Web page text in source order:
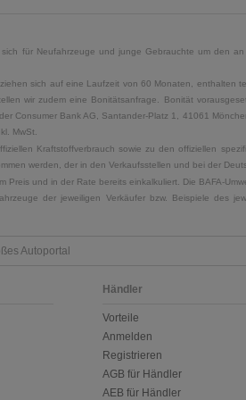
für Neufahrzeuge und junge Gebrauchte um den
sich auf eine Laufzeit von 60 Monaten, enthalten
wir zudem eine Bonitätsanfrage. Bonität
Consumer Bank AG, Santander-Platz 1, 41061
MwSt.
Kraftstoffverbrauch sowie zu den offiziellen
werden, der in den Verkaufsstellen und bei der
Preis und in der Rate bereits einkalkuliert. Die BAFA-
der jeweiligen Verkäufer bzw. Beispiele des
Autoportal
Händler
Vorteile
Anmelden
Registrieren
AGB für Händler
AEB für Händler